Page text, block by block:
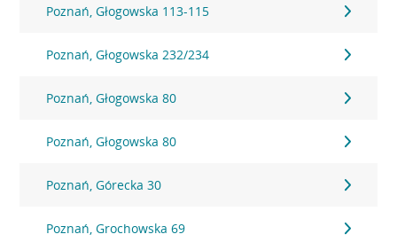
Poznań, Głogowska 113-115
Poznań, Głogowska 232/234
Poznań, Głogowska 80
Poznań, Głogowska 80
Poznań, Górecka 30
Poznań, Grochowska 69